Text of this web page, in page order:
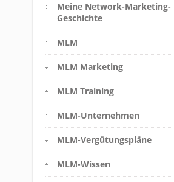
Meine Network-Marketing-
Geschichte
MLM
MLM Marketing
MLM Training
MLM-Unternehmen
MLM-Vergütungspläne
MLM-Wissen